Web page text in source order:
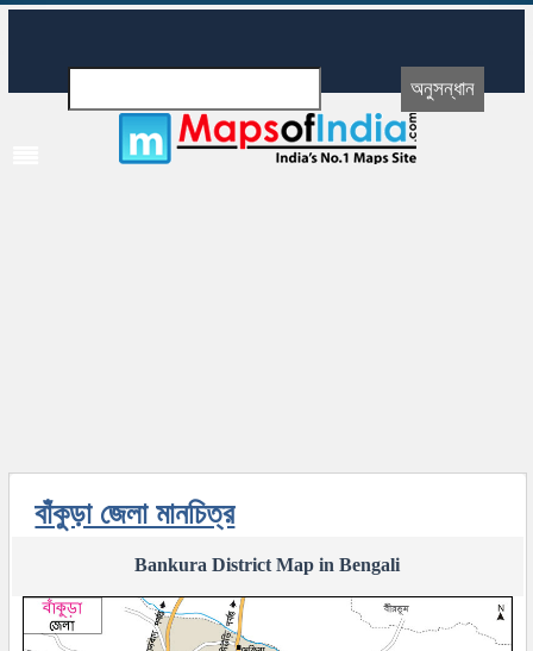
বাঁকুড়া জেলা মানচিত্র
Bankura District Map in Bengali